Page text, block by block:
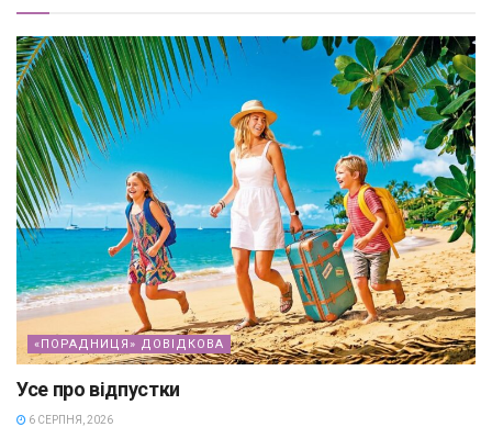
«ПОРАДНИЦЯ» ДОВІДКОВА
Усе про відпустки
6 СЕРПНЯ, 2026